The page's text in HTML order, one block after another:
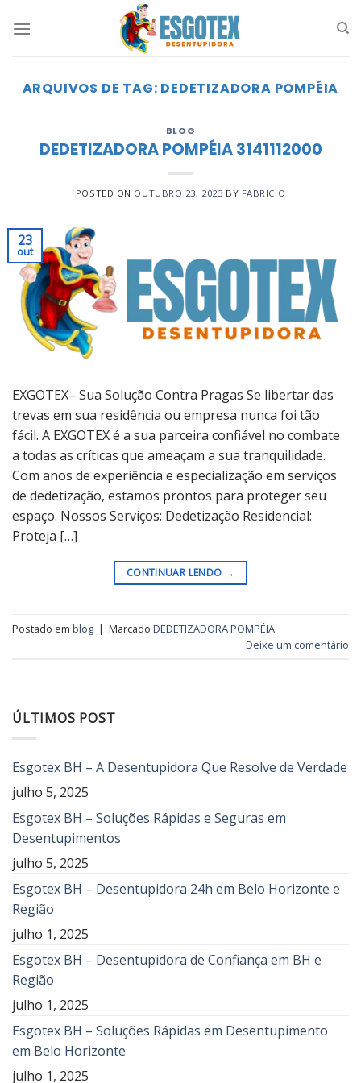
ARQUIVOS DE TAG: DEDETIZADORA POMPÉIA
BLOG
DEDETIZADORA POMPÉIA 3141112000
POSTED ON OUTUBRO 23, 2023 BY FABRICIO
23
out
EXGOTEX– Sua Solução Contra Pragas Se libertar das
trevas em sua residência ou empresa nunca foi tão
fácil. A EXGOTEX é a sua parceira confiável no combate
a todas as críticas que ameaçam a sua tranquilidade.
Com anos de experiência e especialização em serviços
de dedetização, estamos prontos para proteger seu
espaço. Nossos Serviços: Dedetização Residencial:
Proteja […]
CONTINUAR LENDO →
Postado em blog | Marcado DEDETIZADORA POMPÉIA
Deixe um comentário
ÚLTIMOS POST
Esgotex BH – A Desentupidora Que Resolve de Verdade
julho 5, 2025
Esgotex BH – Soluções Rápidas e Seguras em
Desentupimentos
julho 5, 2025
Esgotex BH – Desentupidora 24h em Belo Horizonte e
Região
julho 1, 2025
Esgotex BH – Desentupidora de Confiança em BH e
Região
julho 1, 2025
Esgotex BH – Soluções Rápidas em Desentupimento
em Belo Horizonte
julho 1, 2025